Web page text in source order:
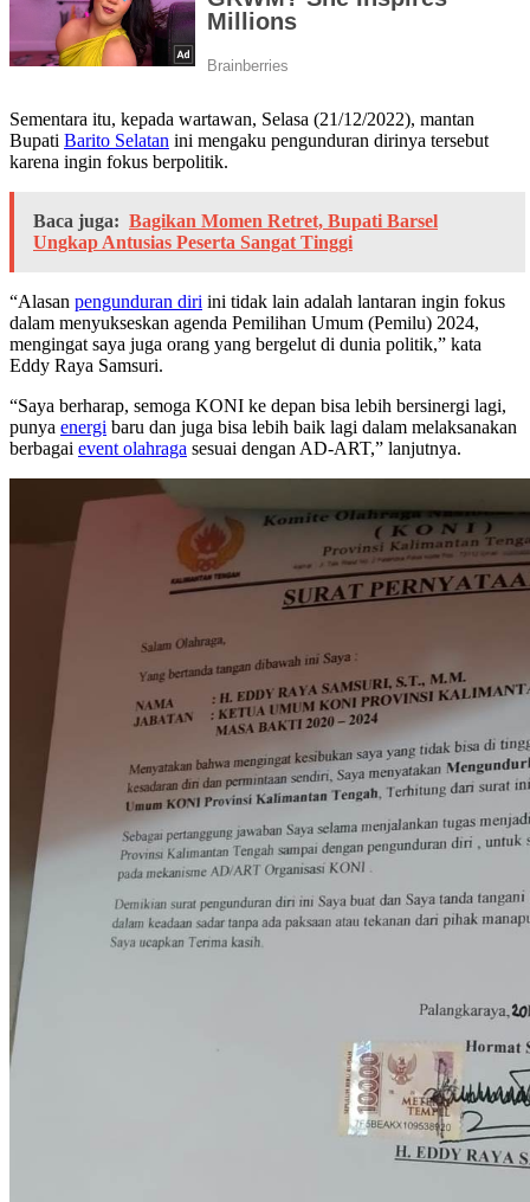
Sementara itu, kepada wartawan, Selasa (21/12/2022), mantan
Bupati Barito Selatan ini mengaku pengunduran dirinya tersebut
karena ingin fokus berpolitik.
Baca juga: Bagikan Momen Retret, Bupati Barsel
Ungkap Antusias Peserta Sangat Tinggi
“Alasan pengunduran diri ini tidak lain adalah lantaran ingin fokus
dalam menyukseskan agenda Pemilihan Umum (Pemilu) 2024,
mengingat saya juga orang yang bergelut di dunia politik,” kata
Eddy Raya Samsuri.
“Saya berharap, semoga KONI ke depan bisa lebih bersinergi lagi,
punya energi baru dan juga bisa lebih baik lagi dalam melaksanakan
berbagai event olahraga sesuai dengan AD-ART,” lanjutnya.